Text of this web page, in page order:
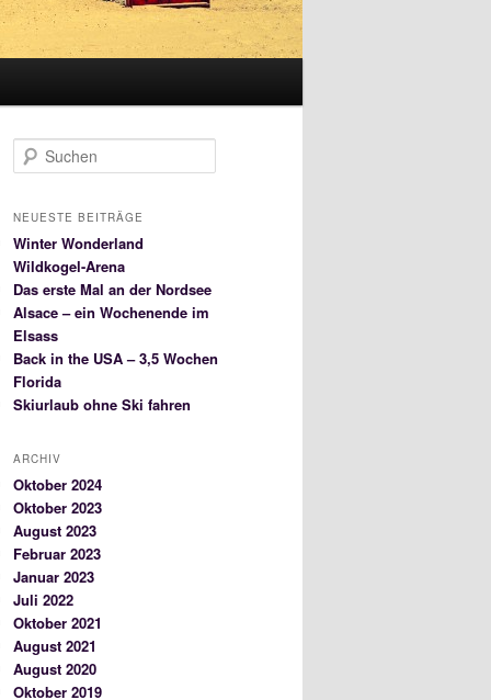
u
h
n
NEUESTE BEITRÄGE
Winter Wonderland
Wildkogel-Arena
Das erste Mal an der Nordsee
Alsace – ein Wochenende im
Elsass
Back in the USA – 3,5 Wochen
Florida
Skiurlaub ohne Ski fahren
ARCHIV
Oktober 2024
Oktober 2023
August 2023
Februar 2023
Januar 2023
Juli 2022
Oktober 2021
August 2021
August 2020
Oktober 2019